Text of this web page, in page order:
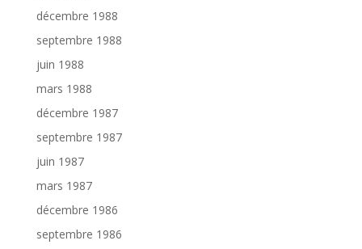
décembre 1988
septembre 1988
juin 1988
mars 1988
décembre 1987
septembre 1987
juin 1987
mars 1987
décembre 1986
septembre 1986